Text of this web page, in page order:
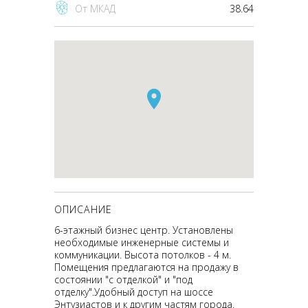
От МКАД 38.64
ОПИСАНИЕ
6-этажный бизнес центр. Установлены
необходимые инженерные системы и
коммуникации. Высота потолков - 4 м.
Помещения предлагаются на продажу в
состоянии "с отделкой" и "под
отделку".Удобный доступ на шоссе
Энтузиастов и к другим частям города.